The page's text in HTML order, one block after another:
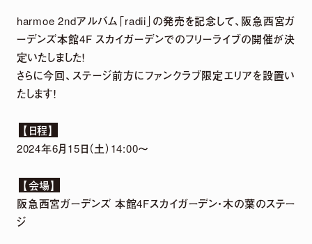
M1.「旅しよ！don’t you？」（Tomggg Remix）
M2.「ふたりピノキオ」（yuigot Remix）
M3.「QUEEN」(TORIENA Remix）
M4.「HyperLoveSong」（KOTONOHOUSE Remix）
harmoe 2ndアルバム「radii」の発売を記念して、阪急西宮ガ
ーデンズ本館4F スカイガーデンでのフリーライブの開催が決
定いたしました！
さらに今回、ステージ前方にファンクラブ限定エリアを設置い
たします！
【日程】
2024年6月15日（土）14:00～
【会場】
阪急西宮ガーデンズ 本館4Fスカイガーデン・木の葉のステー
ジ